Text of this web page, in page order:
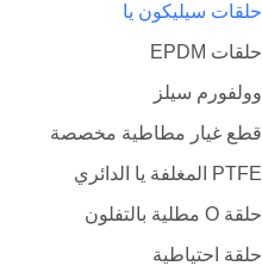
حلقات سيليكون يا
حلقات EPDM
وولفورم سيلز
قطع غيار مطاطية مخصصة
PTFE المغلفة يا الدائري
حلقة O مطلية بالتفلون
حلقة احتياطية